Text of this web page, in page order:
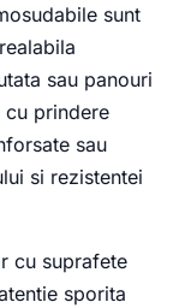
sunt
sau panouri
cu prindere
sau
si rezistentei
cu suprafete
sporita